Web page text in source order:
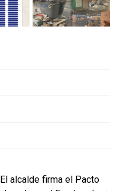
El alcalde firma el Pacto